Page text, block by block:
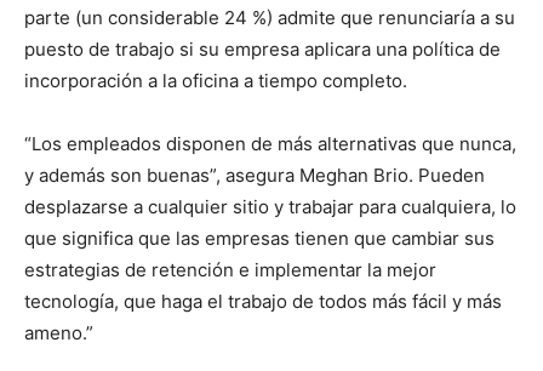
parte (un considerable 24 %) admite que renunciaría a su
puesto de trabajo si su empresa aplicara una política de
incorporación a la oficina a tiempo completo.
“Los empleados disponen de más alternativas que nunca,
y además son buenas”, asegura Meghan Brio. Pueden
desplazarse a cualquier sitio y trabajar para cualquiera, lo
que significa que las empresas tienen que cambiar sus
estrategias de retención e implementar la mejor
tecnología, que haga el trabajo de todos más fácil y más
ameno.”